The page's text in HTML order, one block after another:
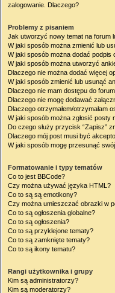
zalogowanie. Dlaczego?
Problemy z pisaniem
Jak utworzyć nowy temat na forum
W jaki sposób można zmienić lub
W jaki sposób można dodać podpis
W jaki sposób można utworzyć
Dlaczego nie można dodać więcej
W jaki sposób zmienić lub usunąć
Dlaczego nie mam dostępu do
Dlaczego nie mogę dodawać
Dlaczego otrzymałem/otrzymałam
W jaki sposób można zgłosić posty
Do czego służy przycisk “Zapisz”
Dlaczego mój post musi być
W jaki sposób mogę przesunąć
Formatowanie i typy tematów
Co to jest BBCode?
Czy można używać języka HTML?
Co to są są emotikony?
Czy można umieszczać obrazki w
Co to są ogłoszenia globalne?
Co to są ogłoszenia?
Co to są przyklejone tematy?
Co to są zamknięte tematy?
Co to są ikony tematu?
Rangi użytkownika i grupy
Kim są administratorzy?
Kim są moderatorzy?